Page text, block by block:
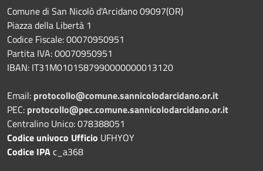
Comune di San Nicolò d'Arcidano 09097(OR)
Piazza della Libertà 1
Codice Fiscale: 00070950951
Partita IVA: 00070950951
IBAN: IT31M0101587990000000013120
Email: protocollo@comune.sannicolodarcidano.or.it
PEC: protocollo@pec.comune.sannicolodarcidano.or.it
Centralino Unico: 078388051
Codice univoco Ufficio UFHYOY
Codice IPAc_a368